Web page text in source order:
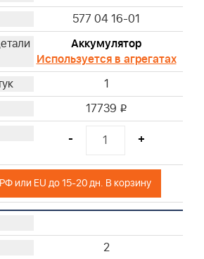
29
30
31
577 04 16-01
Аккумулятор
Используется в агрегатах
1
17739 i
- +
Поставка из РФ или EU до 15-20 дн. В корзину
2